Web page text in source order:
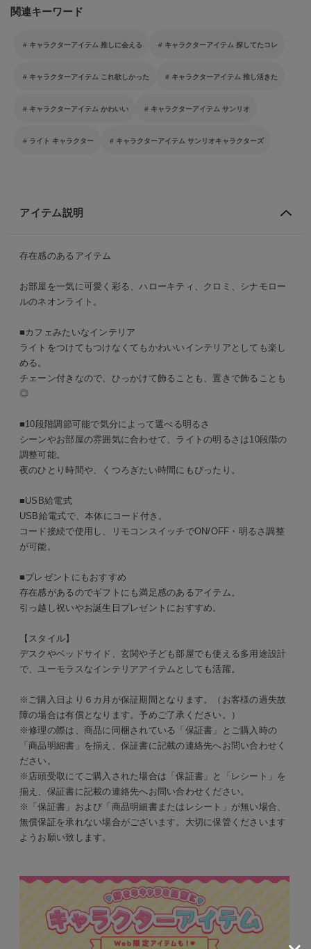
関連キーワード
キャラクターアイテム 推しに会える キャラクターアイテム 探してたコレ
キャラクターアイテム これ欲しかった キャラクターアイテム 推し活きた
キャラクターアイテム かわいい キャラクターアイテム サンリオ
ライト キャラクター キャラクターアイテム サンリオキャラクターズ
アイテム説明
存在感のあるアイテム
お部屋を一気に可愛く彩る、ハローキティ、クロミ、シナモロー
ルのネオンライト。
■カフェみたいなインテリア
ライトをつけてもつけなくてもかわいいインテリアとしても楽し
める。
チェーン付きなので、ひっかけて飾ることも、置きで飾ることも
◎
■10段階調節可能で気分によって選べる明るさ
シーンやお部屋の雰囲気に合わせて、ライトの明るさは10段階の
調整可能。
夜のひとり時間や、くつろぎたい時間にもぴったり。
■USB給電式
USB給電式で、本体にコード付き。
コード接続で使用し、リモコンスイッチでON/OFF・明るさ調整
が可能。
■プレゼントにもおすすめ
存在感があるのでギフトにも満足感のあるアイテム。
引っ越し祝いやお誕生日プレゼントにおすすめ。
【スタイル】
デスクやベッドサイド、玄関や子ども部屋でも使える多用途設計
で、ユーモラスなインテリアアイテムとしても活躍。
※ご購入日より６カ月が保証期間となります。（お客様の過失故
障の場合は有償となります。予めご了承ください。）
※修理の際は、商品に同梱されている「保証書」とご購入時の
「商品明細書」を揃え、保証書に記載の連絡先へお問い合わせく
ださい。
※店頭受取にてご購入された場合は「保証書」と「レシート」を
揃え、保証書に記載の連絡先へお問い合わせください。
※「保証書」および「商品明細書またはレシート」が無い場合、
無償保証を承れない場合がございます。大切に保管くださいます
ようお願い致します。